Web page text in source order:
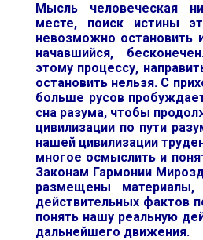
Мысль человеческая
месте, поиск истины
невозможно
начавшийся,
этому процессу,
остановить нельзя. С
больше русов
сна разума, чтобы
цивилизации по пути
нашей цивилизации
многое осмыслить и
Законам Гармонии
размещены
действительных фактов
понять нашу реальную
дальнейшего движения.